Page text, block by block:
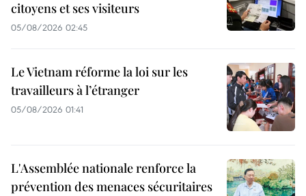
citoyens et ses visiteurs
05/08/2026 02:45
Le Vietnam réforme la loi sur les
travailleurs à l’étranger
05/08/2026 01:41
L'Assemblée nationale renforce la
prévention des menaces sécuritaires